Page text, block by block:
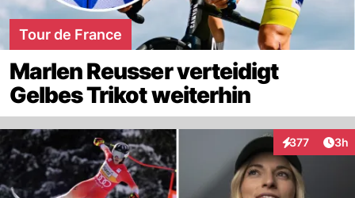
Tour de France
Marlen Reusser verteidigt
Gelbes Trikot weiterhin
377
Interaktionen
3h